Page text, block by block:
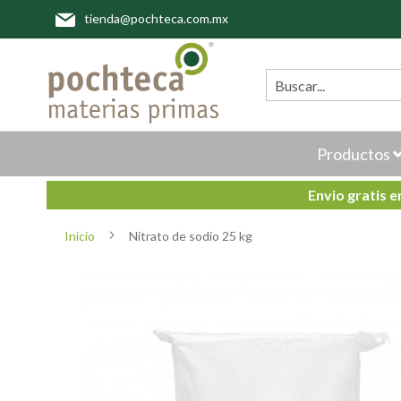
al
contenido
tienda@pochteca.com.mx
Productos
Envio gratis
Inicio Nitrato de sodio 25 kg